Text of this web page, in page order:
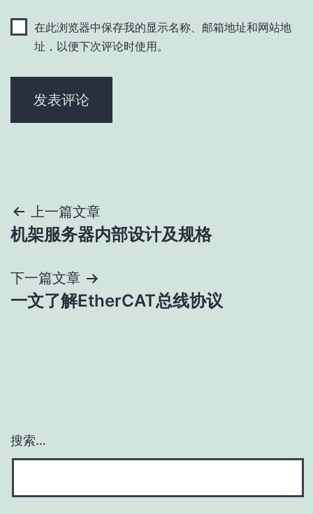
在此浏览器中保存我的显示名称、邮箱地址和网站地
址，以便下次评论时使用。
文
章
导
航
上一篇文章
机架服务器内部设计及规格
下一篇文章
一文了解EtherCAT总线协议
搜索…